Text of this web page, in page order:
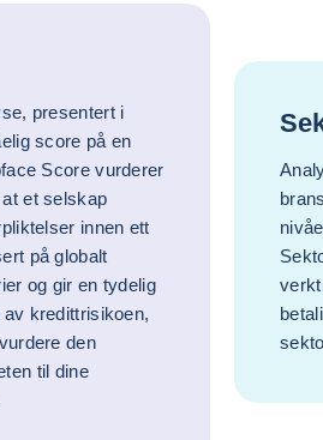
presentert i
score på en
Score vurderer
et selskap
innen ett
på globalt
og gir en tydelig
kredittrisikoen,
den
til dine